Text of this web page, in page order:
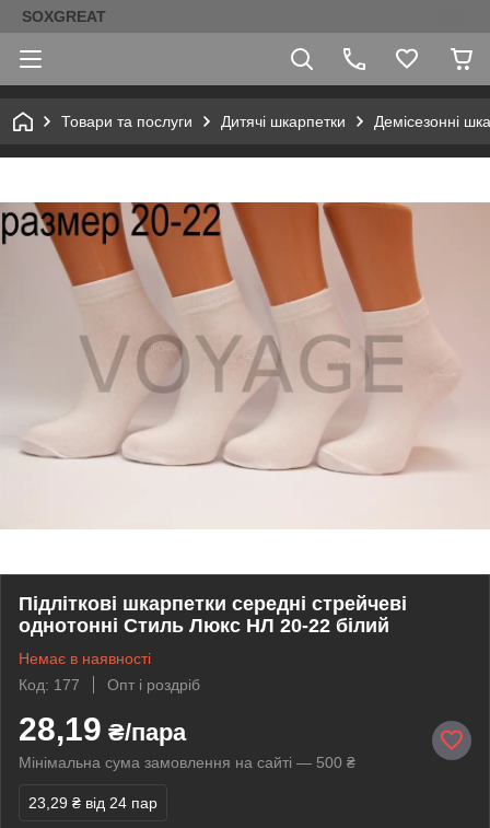
SOXGREAT
Товари та послуги Дитячі шкарпетки Демісезонні
Підліткові шкарпетки середні стрейчеві
однотонні Стиль Люкс НЛ 20-22 білий
Немає в наявності
Код: 177
Опт і роздріб
28,19 ₴/пара
Мінімальна сума замовлення на сайті — 500 ₴
23,29 ₴ від 24 пар